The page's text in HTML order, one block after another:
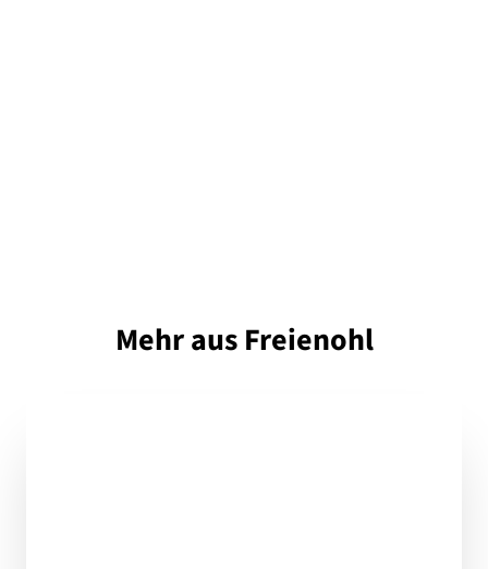
Mehr aus Freienohl